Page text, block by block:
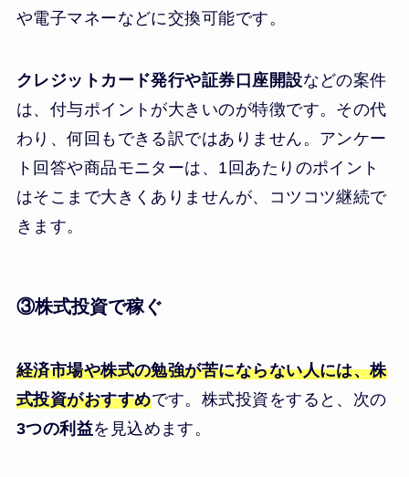
や電子マネーなどに交換可能です。
クレジットカード発行や証券口座開設などの案件
は、付与ポイントが大きいのが特徴です。その代
わり、何回もできる訳ではありません。アンケー
ト回答や商品モニターは、1回あたりのポイント
はそこまで大きくありませんが、コツコツ継続で
きます。
③株式投資で稼ぐ
経済市場や株式の勉強が苦にならない人には、株
式投資がおすすめです。株式投資をすると、次の
3つの利益を見込めます。